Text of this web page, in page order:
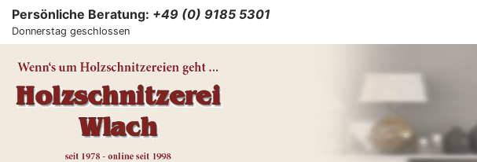
Persönliche Beratung: +49 (0) 9185 5301
Donnerstag geschlossen